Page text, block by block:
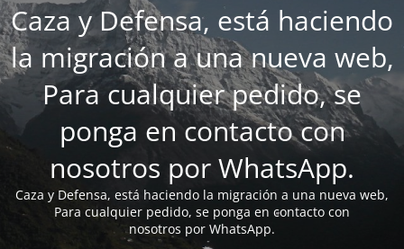
Caza y Defensa, está haciendo
la migración a una nueva web,
Para cualquier pedido, se
ponga en contacto con
nosotros por WhatsApp.
Caza y Defensa, está haciendo la migración a una nueva web,
Para cualquier pedido, se ponga en contacto con
nosotros por WhatsApp.